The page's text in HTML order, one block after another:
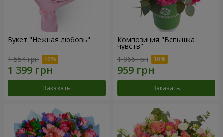
Букет "Нежная любовь"
1 554 грн
Заказать
Композиция "Вспышка
чувств"
1 066 грн
Заказать